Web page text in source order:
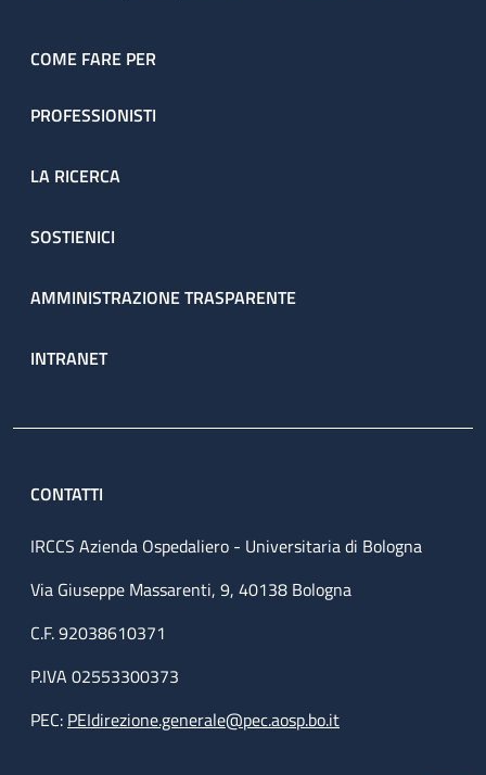
COME FARE PER
PROFESSIONISTI
LA RICERCA
SOSTIENICI
AMMINISTRAZIONE TRASPARENTE
INTRANET
CONTATTI
IRCCS Azienda Ospedaliero - Universitaria di Bologna
Via Giuseppe Massarenti, 9, 40138 Bologna
C.F. 92038610371
P.IVA 02553300373
PEC: PEIdirezione.generale@pec.aosp.bo.it